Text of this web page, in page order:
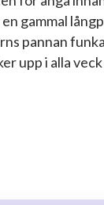
gammal
pannan
upp i alla